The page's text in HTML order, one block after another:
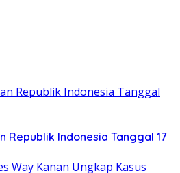
Republik Indonesia Tanggal 17